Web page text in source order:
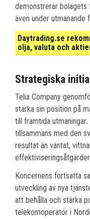
demonstrerar
även under utmanande
Daytrading.se
olja, valuta och
Strategiska
Telia Company
stärka sin position på
till framtida
tillsammans med den
resultat än väntat,
Koncernens fortsatta
utveckling av nya
att behålla och stärka
telekomoperatör i